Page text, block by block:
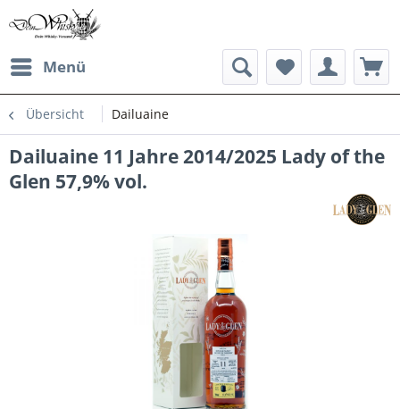
Menü
Übersicht Dailuaine
Dailuaine 11 Jahre 2014/2025 Lady of the
Glen 57,9% vol.